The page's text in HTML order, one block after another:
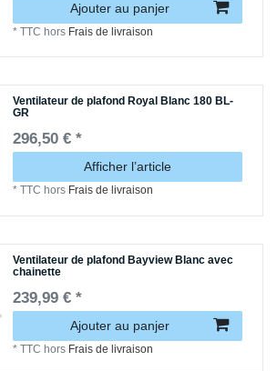
Ajouter au panjer
*TTC hors Frais de livraison
Ventilateur de plafond Royal Blanc 180 BL-
GR
296,50 € *
Afficher l’article
*TTC hors Frais de livraison
Ventilateur de plafond Bayview Blanc avec
chainette
239,99 € *
Ajouter au panjer
*TTC hors Frais de livraison